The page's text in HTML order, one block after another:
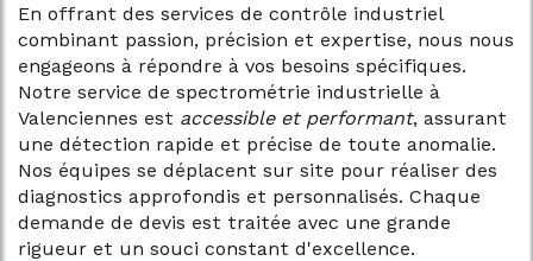
En offrant des services de contrôle industriel
combinant passion, précision et expertise, nous nous
engageons à répondre à vos besoins spécifiques.
Notre service de spectrométrie industrielle à
Valenciennes est accessible et performant, assurant
une détection rapide et précise de toute anomalie.
Nos équipes se déplacent sur site pour réaliser des
diagnostics approfondis et personnalisés. Chaque
demande de devis est traitée avec une grande
rigueur et un souci constant d'excellence.